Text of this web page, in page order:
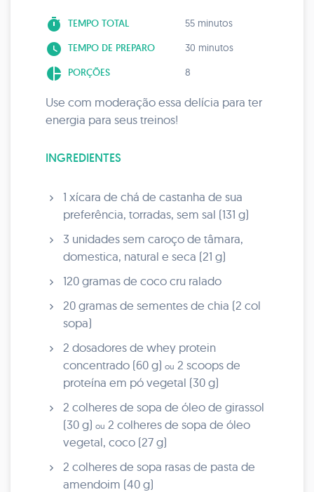
timer TEMPO TOTAL 55 minutos
watch_later TEMPO DE PREPARO 30 minutos
pie_chart PORÇÕES 8
Use com moderação essa delícia para ter
energia para seus treinos!
INGREDIENTES
1 xícara de chá de castanha de sua
preferência, torradas, sem sal (131 g)
3 unidades sem caroço de tâmara,
domestica, natural e seca (21 g)
120 gramas de coco cru ralado
20 gramas de sementes de chia (2 col
sopa)
2 dosadores de whey protein
concentrado (60 g) ou 2 scoops de
proteína em pó vegetal (30 g)
2 colheres de sopa de óleo de girassol
(30 g) ou 2 colheres de sopa de óleo
vegetal, coco (27 g)
2 colheres de sopa rasas de pasta de
amendoim (40 g)